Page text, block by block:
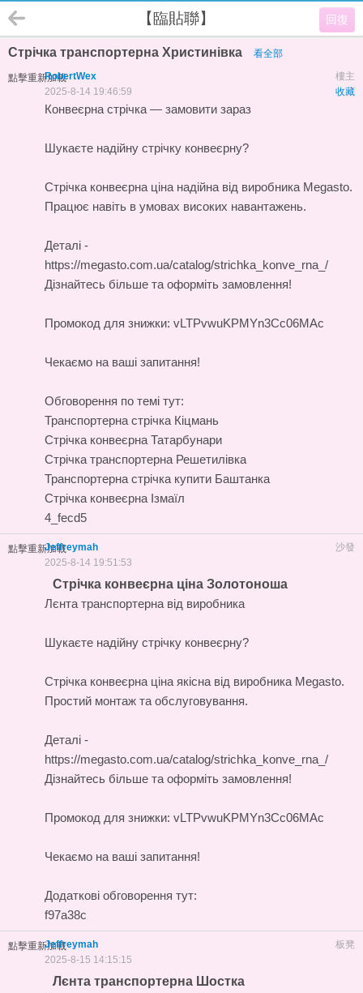
回復
【臨貼聯】
Стрічка транспортерна Христинівка 看全部
點擊重新加載 樓主
RobertWex
收藏
2025-8-14 19:46:59
Конвеєрна стрічка — замовити зараз
Шукаєте надійну стрічку конвеєрну?
Стрічка конвеєрна ціна надійна від виробника Megasto.
Працює навіть в умовах високих навантажень.
Деталі -
https://megasto.com.ua/catalog/strichka_konve_rna_/
Дізнайтесь більше та оформіть замовлення!
Промокод для знижки: vLTPvwuKPMYn3Cc06MAc
Чекаємо на ваші запитання!
Обговорення по темі тут:
Транспортерна стрічка Кіцмань
Стрічка конвеєрна Татарбунари
Стрічка транспортерна Решетилівка
Транспортерна стрічка купити Баштанка
Стрічка конвеєрна Ізмаїл
4_fecd5
點擊重新加載 沙發
Jeffreymah
2025-8-14 19:51:53
Стрічка конвеєрна ціна Золотоноша
Лєнта транспортерна від виробника
Шукаєте надійну стрічку конвеєрну?
Стрічка конвеєрна ціна якісна від виробника Megasto.
Простий монтаж та обслуговування.
Деталі -
https://megasto.com.ua/catalog/strichka_konve_rna_/
Дізнайтесь більше та оформіть замовлення!
Промокод для знижки: vLTPvwuKPMYn3Cc06MAc
Чекаємо на ваші запитання!
Додаткові обговорення тут:
f97a38c
點擊重新加載 板凳
Jeffreymah
2025-8-15 14:15:15
Лєнта транспортерна Шостка